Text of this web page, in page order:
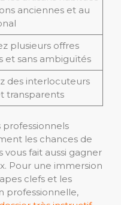
anciennes et au
plusieurs offres
et sans ambiguïtés
des interlocuteurs
transparents
professionnels
les chances de
vous fait aussi gagner
Pour une immersion
clefs et les
professionnelle,